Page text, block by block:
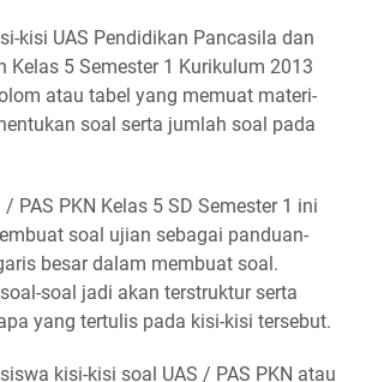
kisi UAS Pendidikan Pancasila dan
Kelas 5 Semester 1 Kurikulum 2013
atau tabel yang memuat materi-
soal serta jumlah soal pada
PAS PKN Kelas 5 SD Semester 1 ini
soal ujian sebagai panduan-
besar dalam membuat soal.
soal jadi akan terstruktur serta
yang tertulis pada kisi-kisi tersebut.
kisi-kisi soal UAS / PAS PKN atau